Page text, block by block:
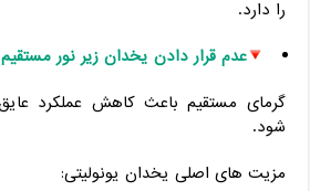
را دارد.
عدم قرار دادن یخدان زیر نور مستقیم
گرمای مستقیم باعث کاهش عملکرد
شود.
مزیت ‌های اصلی یخدان یونولیتی: